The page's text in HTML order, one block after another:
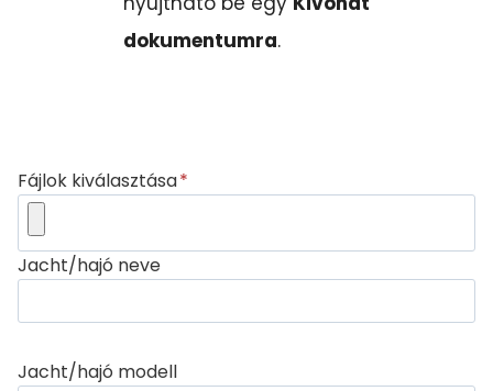
dokumentumra.
Fájlok kiválasztása*
Jacht/hajó neve
Jacht/hajó modell